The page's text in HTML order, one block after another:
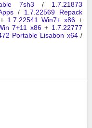
7sh3 / 1.7.21873
/ 1.7.22569 Repack
+ 1.7.22541 Win7+ x86 +
7+11 x86+ 1.7.22777
Portable Lisabon x64/